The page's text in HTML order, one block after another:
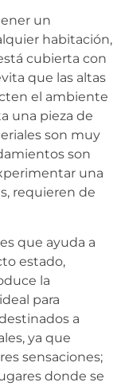
un
habitación,
cubierta con
que las altas
el ambiente
una pieza de
son muy
son
una
requieren de
que ayuda a
estado,
la
para
a
ya que
sensaciones;
donde se